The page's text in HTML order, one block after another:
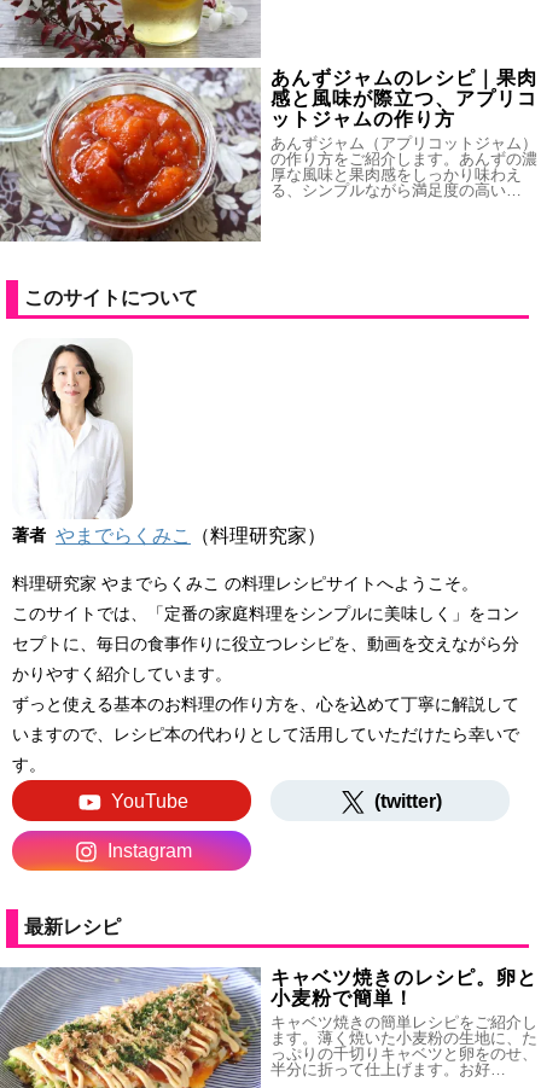
あんずジャムのレシピ｜果肉
感と風味が際立つ、アプリコ
ットジャムの作り方
あんずジャム（アプリコットジャム）
の作り方をご紹介します。あんずの濃
厚な風味と果肉感をしっかり味わえ
る、シンプルながら満足度の高い…
このサイトについて
著者 やまでらくみこ （料理研究家）
料理研究家 やまでらくみこ の料理レシピサイトへようこそ。
このサイトでは、「定番の家庭料理をシンプルに美味しく」をコン
セプトに、毎日の食事作りに役立つレシピを、動画を交えながら分
かりやすく紹介しています。
ずっと使える基本のお料理の作り方を、心を込めて丁寧に解説して
いますので、レシピ本の代わりとして活用していただけたら幸いで
す。
YouTube (twitter)
Instagram
最新レシピ
キャベツ焼きのレシピ。卵と
小麦粉で簡単！
キャベツ焼きの簡単レシピをご紹介し
ます。薄く焼いた小麦粉の生地に、た
っぷりの千切りキャベツと卵をのせ、
半分に折って仕上げます。お好…